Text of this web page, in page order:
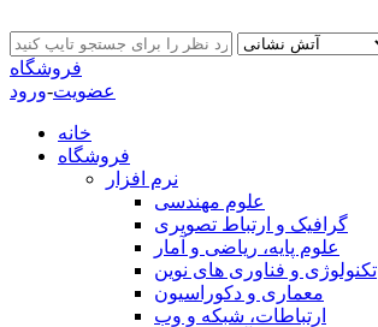
فروشگاه
عضویت-ورود
خانه
فروشگاه
نرم افزار
علوم مهندسی
گرافیک و ارتباط تصویری
علوم پایه، ریاضی و آمار
تکنولوژی و فناوری های نوین
معماری و دکوراسیون
ارتباطات، شبکه و وب